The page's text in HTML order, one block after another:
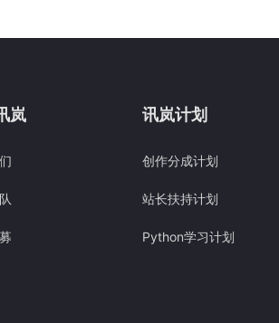
岚 讯岚计划
创作分成计划
站长扶持计划
Python学习计划